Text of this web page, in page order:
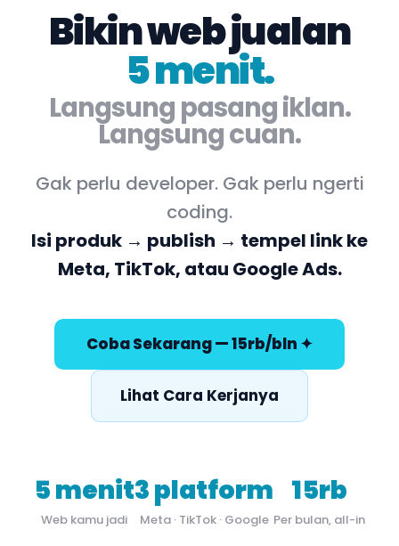
Bikin web jualan
5 menit.
Langsung pasang iklan.
Langsung cuan.
Gak perlu developer. Gak perlu ngerti
coding.
Isi produk → publish → tempel link ke
Meta, TikTok, atau Google Ads.
Coba Sekarang — 15rb/bln ✦
Lihat Cara Kerjanya
5 menit
Web kamu jadi
3 platform
Meta · TikTok · Google
15rb
Per bulan, all-in